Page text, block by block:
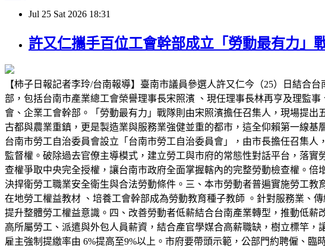
Jul 25 Sat 2026 18:31
許又仁攜手百位工會幹部成立「勞動最有力」
【柿子日報記者李玲/台南報導】臺南市議員參選人許又仁今（25）日結合
部，包括台南市產業總工會榮譽理事長宋照濱 、現任理事長林再亨及理監
會、企業工會幹部。「勞動最有力」戰隊則由宋照濱擔任召集人，現場提
古都與農業重鎮，更是製造業與服務業強健並重的都市，這全仰賴第一線
台南市勞工自治委員會設立「台南市勞工自治委員會」，由市長擔任召集
監督權。破除過去官僚主導模式，建立勞工與市府的常態性對話平台，落
查權爭取中央完全授權，讓台南市政府全面掌握轄內的完整勞動檢查權。
決捍衛勞工職業安全衛生與合法勞動條件。三、本市勞動者普遍實施勞工
在地勞工權益教材 、培養工會幹部成為勞動教育種子教師 。針對服務業、
提升整體勞工權益意識。四、改善勞動者低薪結合台南產業轉型，推動低
高所屬勞工、派遣與外包人員薪資，結合產官學媒合高薪職缺，樹立標竿
雇主強制提繳率由 6%提高至9%以上。市府要帶頭示範，公部門約聘僱、